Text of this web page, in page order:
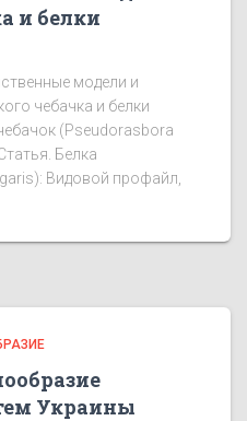
и белки
модели и
чебачка и белки
(Pseudorasbora
Белка
Видовой профайл,
Украины